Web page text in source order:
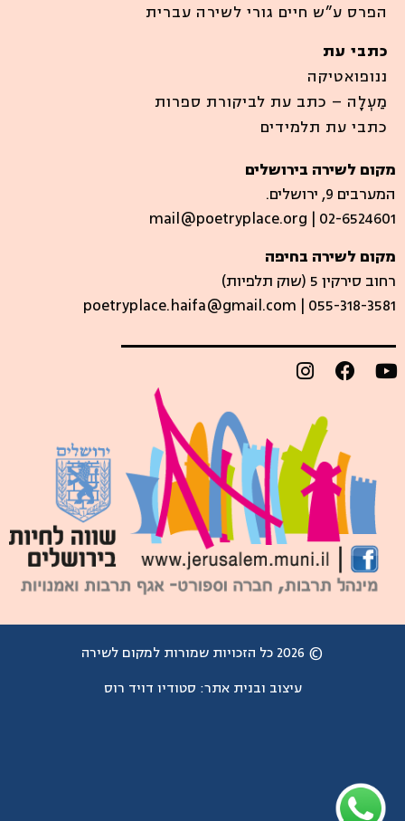
הפרס ע”ש חיים גורי לשירה עברית
כתבי עת
ננופואטיקה
מַעְלָה – כתב עת לביקורת ספרות
כתבי עת תלמידים
מקום לשירה בירושלים
המערבים 9, ירושלים.
mail@poetryplace.org | 02-6524601
מקום לשירה בחיפה
רחוב סירקין 5 (שוק תלפיות)​
poetryplace.haifa@gmail.com | ​055-318-3581
© 2026 כל הזכויות שמורות למקום לשירה
עיצוב ובנית אתר: סטודיו דויד רוס